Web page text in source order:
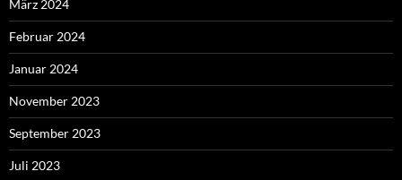
März 2024
Februar 2024
Januar 2024
November 2023
September 2023
Juli 2023